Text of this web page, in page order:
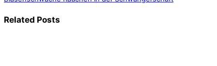
Related Posts